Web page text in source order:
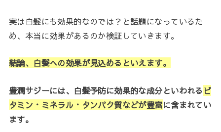
実は白髪にも効果的なのでは？と話題になっているた
め、本当に効果があるのか検証していきます。
結論、白髪への効果が見込めるといえます。
豊潤サジーには、白髪予防に効果的な成分といわれる ビ
タミン・ミネラル・タンパク質などが豊富に含まれてい
ます。